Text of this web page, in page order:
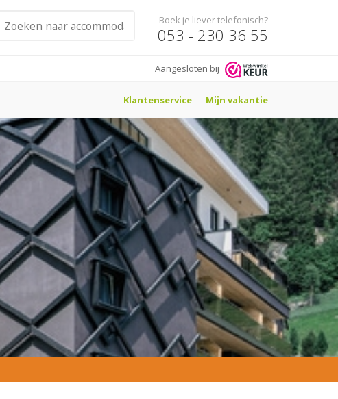
Boek je liever telefonisch?
053 - 230 36 55
Aangesloten bij
Klantenservice Mijn vakantie